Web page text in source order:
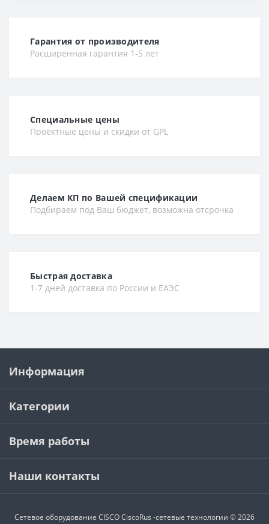
Гарантия от производителя
Расширенная гарантия 1-5 лет
Специальные цены
Проектные цены и скидки от GPL
Делаем КП по Вашей спецификации
Подбираем под Ваш бюджет, возможна отсрочка
Быстрая доставка
1-7 дней доставка по России и ЕАЭС
Информация
Категории
Время работы
Наши контакты
Сетевое оборудование CISCOCiscoRus -сетевые технологии © 2026